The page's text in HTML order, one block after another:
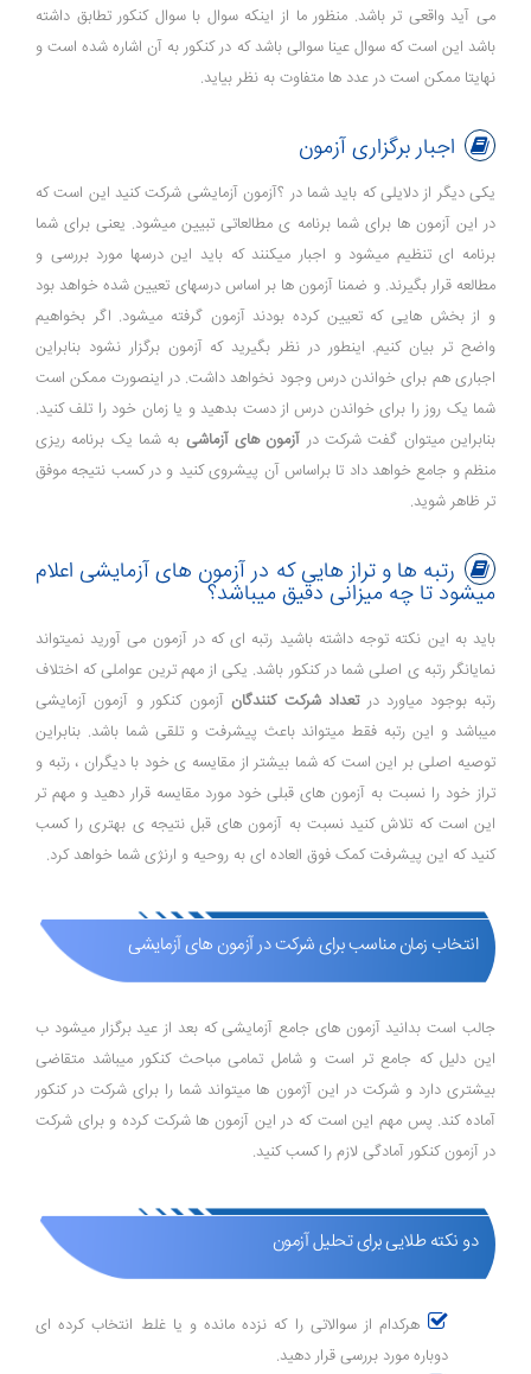
می آید واقعی تر باشد. منظور ما از اینکه سوال با سوال کنکور تطابق داشته
باشد این است که سوال عینا سوالی باشد که در کنکور به آن اشاره شده است و
نهایتا ممکن است در عدد ها متفاوت به نظر بیاید.
اجبار برگزاری آزمون
یکی دیگر از دلایلی که باید شما در ؟آزمون آزمایشی شرکت کنید این است که
در این آزمون ها برای شما برنامه ی مطالعاتی تبیین میشود. یعنی برای شما
برنامه ای تنظیم میشود و اجبار میکنند که باید این درسها مورد بررسی و
مطالعه قرار بگیرند. و ضمنا آزمون ها بر اساس درسهای تعیین شده خواهد بود
و از بخش هایی که تعیین کرده بودند آزمون گرفته میشود. اگر بخواهیم
واضح تر بیان کنیم. اینطور در نظر بگیرید که آزمون برگزار نشود بنابراین
اجباری هم برای خواندن درس وجود نخواهد داشت. در اینصورت ممکن است
شما یک روز را برای خواندن درس از دست بدهید و یا زمان خود را تلف کنید.
بنابراین میتوان گفت شرکت در آزمون های آزماشی به شما یک برنامه ریزی
منظم و جامع خواهد داد تا براساس آن پیشروی کنید و در کسب نتیجه موفق
تر ظاهر شوید.
رتبه ها و تراز هایی که در آزمون های آزمایشی اعلام
میشود تا چه میزانی دقیق میباشد؟
باید به این نکته توجه داشته باشید رتبه ای که در آزمون می آورید نمیتواند
نمایانگر رتبه ی اصلی شما در کنکور باشد. یکی از مهم ترین عواملی که اختلاف
رتبه بوجود میاورد درتعداد شرکت کنندگانآزمون کنکور و آزمون آزمایشی
میباشد و این رتبه فقط میتواند باعث پیشرفت و تلقی شما باشد. بنابراین
توصیه اصلی بر این است که شما بیشتر از مقایسه ی خود با دیگران ، رتبه و
تراز خود را نسبت به آزمون های قبلی خود مورد مقایسه قرار دهید و مهم تر
این است که تلاش کنید نسبت به آزمون های قبل نتیجه ی بهتری را کسب
کنید که این پیشرفت کمک فوق العاده ای به روحیه و ارنژی شما خواهد کرد.
انتخاب زمان مناسب برای شرکت در آزمون های آزمایشی
جالب است بدانید آزمون های جامع آزمایشی که بعد از عید برگزار میشود ب
این دلیل که جامع تر است و شامل تمامی مباحث کنکور میباشد متقاضی
بیشتری دارد و شرکت در این آژمون ها میتواند شما را برای شرکت در کنکور
آماده کند. پس مهم این است که در این آزمون ها شرکت کرده و برای شرکت
در آزمون کنکور آمادگی لازم را کسب کنید.
دو نکته طلایی برای تحلیل آزمون
هرکدام از سوالاتی را که نزده مانده و یا غلط انتخاب کرده ای
دوباره مورد بررسی قرار دهید.